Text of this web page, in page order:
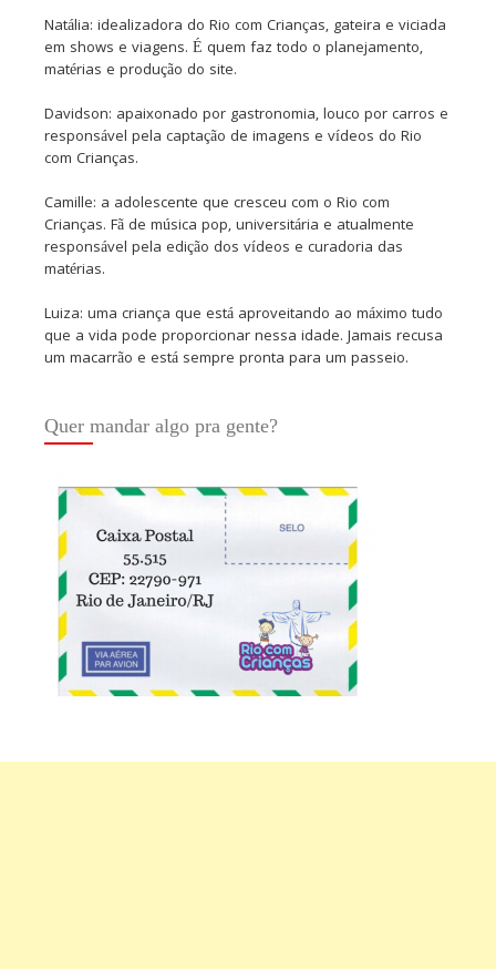
Natália: idealizadora do Rio com Crianças, gateira e viciada
em shows e viagens. É quem faz todo o planejamento,
matérias e produção do site.
Davidson: apaixonado por gastronomia, louco por carros e
responsável pela captação de imagens e vídeos do Rio
com Crianças.
Camille: a adolescente que cresceu com o Rio com
Crianças. Fã de música pop, universitária e atualmente
responsável pela edição dos vídeos e curadoria das
matérias.
Luiza: uma criança que está aproveitando ao máximo tudo
que a vida pode proporcionar nessa idade. Jamais recusa
um macarrão e está sempre pronta para um passeio.
Quer mandar algo pra gente?